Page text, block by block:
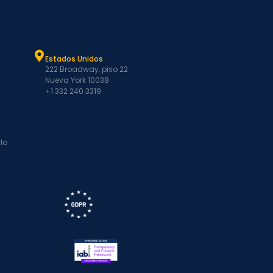
Estados Unidos
222 Broadway, piso 22
Nueva York 10038
+1 332 240 3319